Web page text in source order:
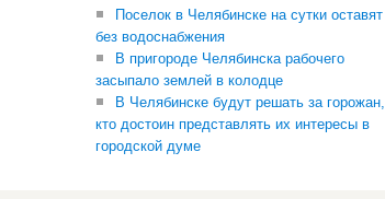
Поселок в Челябинске на сутки оставят
без водоснабжения
В пригороде Челябинска рабочего
засыпало землей в колодце
В Челябинске будут решать за горожан,
кто достоин представлять их интересы в
городской думе